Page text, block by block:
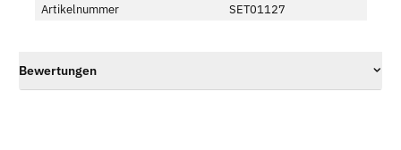
Artikelnummer SET01127
Bewertungen